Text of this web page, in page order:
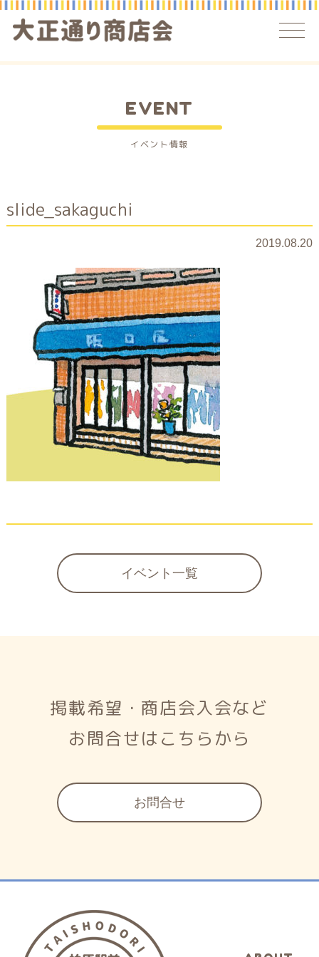
EVENT
イベント情報
slide_sakaguchi
2019.08.20
イベント一覧
掲載希望・商店会入会など
お問合せはこちらから
お問合せ